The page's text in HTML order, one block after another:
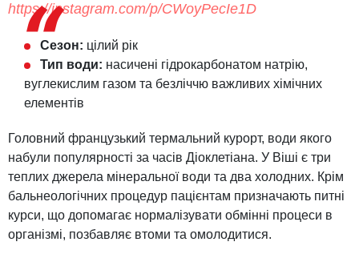
https://instagram.com/p/CWoyPecIe1D
Сезон: цілий рік
Тип води: насичені гідрокарбонатом натрію,
вуглекислим газом та безліччю важливих хімічних
елементів
Головний французький термальний курорт, води якого
набули популярності за часів Діоклетіана. У Віші є три
теплих джерела мінеральної води та два холодних. Крім
бальнеологічних процедур пацієнтам призначають питні
курси, що допомагає нормалізувати обмінні процеси в
організмі, позбавляє втоми та омолодитися.